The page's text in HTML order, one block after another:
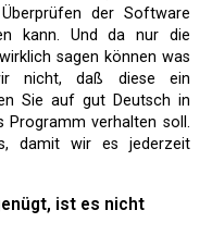
der Software
kann. Und da nur die
sagen können was
nicht, daß diese ein
Sie auf gut Deutsch in
Programm verhalten soll.
damit wir es jederzeit
ist es nicht